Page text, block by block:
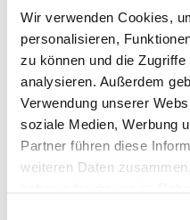
Wir verwenden Cookies,
personalisieren,
zu können und die
analysieren. Außerdem
Verwendung unserer
soziale Medien, Werbung
Partner führen diese
weiteren Daten
BioSmart 5000, BioSmart
14000 und 16000
Packungsinhalt: 1 roter
Filterschwamm
Lieferzeit: 2 - 4 Werktage
9,90 €